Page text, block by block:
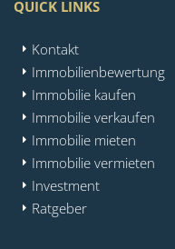
QUICK LINKS
Kontakt
Immobilienbewertung
Immobilie kaufen
Immobilie verkaufen
Immobilie mieten
Immobilie vermieten
Investment
Ratgeber